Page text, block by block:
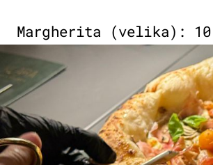
Margherita (velika):